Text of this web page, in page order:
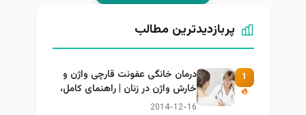
پربازدیدترین مطالب
1
درمان خانگی عفونت قارچی واژن و
خارش واژن در زنان | راهنمای کامل،
ایمن و کاربردی
2014-12-16